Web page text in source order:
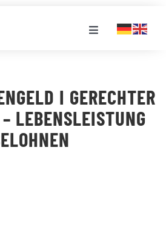
Toggle
I GERECHTER
LEBENSLEISTUNG